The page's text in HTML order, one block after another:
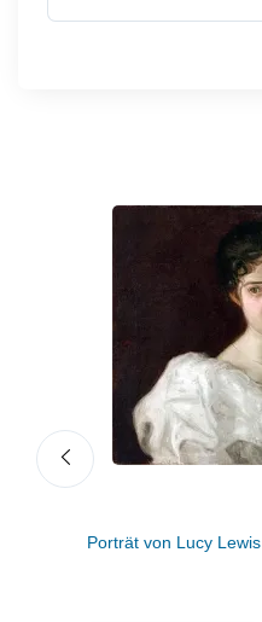
Porträt von Lucy Lewis